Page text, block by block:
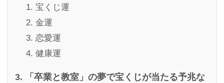
宝くじ運
金運
恋愛運
健康運
「卒業と教室」の夢で宝くじが当たる予兆な